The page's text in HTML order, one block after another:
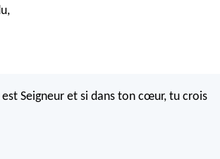
Seigneur et si dans ton cœur, tu crois